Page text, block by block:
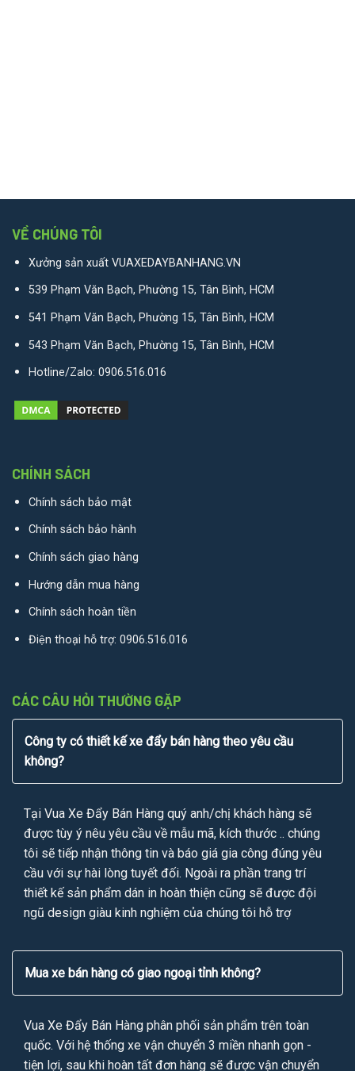
VỀ CHÚNG TÔI
Xưởng sản xuất VUAXEDAYBANHANG.VN
539 Phạm Văn Bạch, Phường 15, Tân Bình, HCM
541 Phạm Văn Bạch, Phường 15, Tân Bình, HCM
543 Phạm Văn Bạch, Phường 15, Tân Bình, HCM
Hotline/Zalo: 0906.516.016
CHÍNH SÁCH
Chính sách bảo mật
Chính sách bảo hành
Chính sách giao hàng
Hướng dẫn mua hàng
Chính sách hoàn tiền
Điện thoại hỗ trợ: 0906.516.016
CÁC CÂU HỎI THƯỜNG GẶP
Công ty có thiết kế xe đẩy bán hàng theo yêu cầu
không?
Tại Vua Xe Đẩy Bán Hàng quý anh/chị khách hàng sẽ
được tùy ý nêu yêu cầu về mẫu mã, kích thước .. chúng
tôi sẽ tiếp nhận thông tin và báo giá gia công đúng yêu
cầu với sự hài lòng tuyết đối. Ngoài ra phần trang trí
thiết kế sản phẩm dán in hoàn thiện cũng sẽ được đội
ngũ design giàu kinh nghiệm của chúng tôi hỗ trợ
Mua xe bán hàng có giao ngoại tỉnh không?
Vua Xe Đẩy Bán Hàng phân phối sản phẩm trên toàn
quốc. Với hệ thống xe vận chuyển 3 miền nhanh gọn -
tiện lợi, sau khi hoàn tất đơn hàng sẽ được vận chuyển